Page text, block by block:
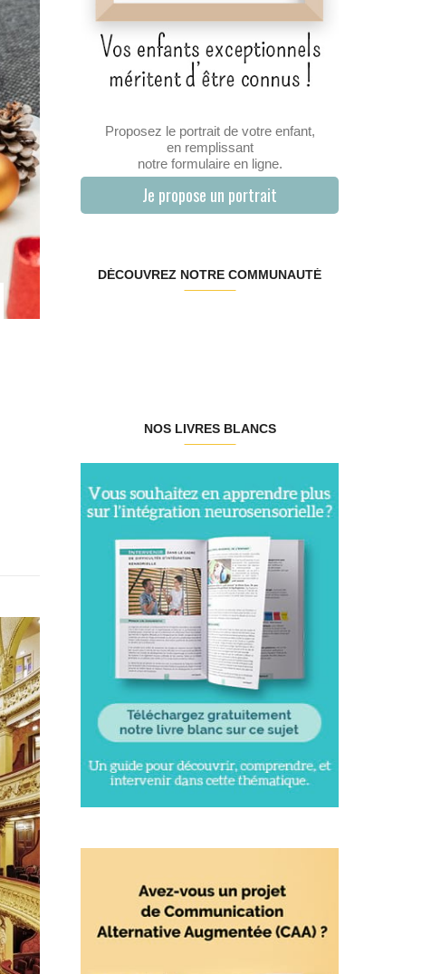
Proposez le portrait de votre enfant,
en remplissant
notre formulaire en ligne.
Je propose un portrait
DÉCOUVREZ NOTRE COMMUNAUTÉ
NOS LIVRES BLANCS